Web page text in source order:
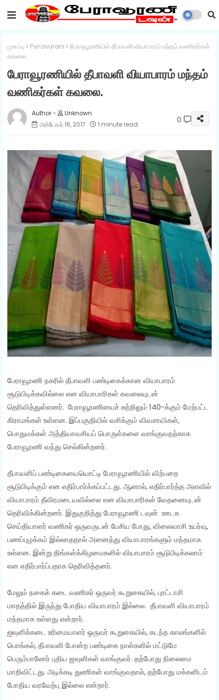
முகப்பு Peravurani
பேராவூரணியில் தீபாவளி வியாபாரம் மந்தம் வணிகர்கள்
கவலை.
பேராவூரணியில் தீபாவளி வியாபாரம் மந்தம்
வணிகர்கள் கவலை.
Unknown
அக்டோபர் 16, 2017
1 minute read 0
பேராவூரணி நகரில் தீபாவளி பண்டிகைக்கான வியாபாரம்
சூடுபிடிக்கவில்லை என வியாபாரிகள் கவலையுடன்
தெரிவித்துள்ளனர். பேராவூரணியைச் சுற்றிலும் 140-க்கும் மேற்பட்ட
கிராமங்கள் உள்ளன. இப்பகுதியில் வசிக்கும் விவசாயிகள்,
பொதுமக்கள் அத்தியாவசியப் பொருள்களை வாங்குவதற்காக
பேராவூரணி வந்து செல்கின்றனர்.
தீபாவளிப் பண்டிகையையொட்டி பேராவூரணியில் விற்பறை
சூடுபிடிக்கும் என எதிர்பார்க்கப்பட்டது. ஆனால், எதிர்பார்த்த அளவில்
வியாபாரம் தீவிரமடையவில்லை என வியாபாரிகள் வேதனையுடன்
தெரிவிக்கின்றனர். இதுகுறித்து பேராவூரணி டவுன் ஊடக
செய்தியாளர் வணிகர் ஒருவருடன் பேசிய போது, விலைவாசி உயர்வு,
பணப்புழக்கம் இல்லாததால் அனைத்து வியாபாரங்களும் மந்தமாக
உள்ளன. இன்று திங்கள்க்கிழமைகளில் வியாபாரம் சூடுபிடிக்கலாம்
என எதிர்பார்ப்பதாக தெரிவித்தனர்.
மேலும் நகைக் கடை வணிகர் ஒருவர் கூறுகையில், புரட்டாசி
மாதத்தில் இருந்து போதிய வியாபாரம் இல்லை. தீபாவளி வியாபாரம்
மந்தமாக உள்ளது என்றார்.
ஐவுளிக்கடை உரிமையாளர் ஒருவர் கூறுகையில், கடந்த காலங்களில்
பொங்கல், தீபாவளி போன்ற பண்டிகை நாள்களில் மட்டுமே
பெரும்பாலோர் புதிய ஜவுளிகள் வாங்குவர். தற்போது நிலைமை
மாறிவிட்டது. அடிக்கடி துணிகள் வாங்குவதால், தற்போது மக்களிடம்
போதிய வரவேற்பு இல்லை என்றார்.